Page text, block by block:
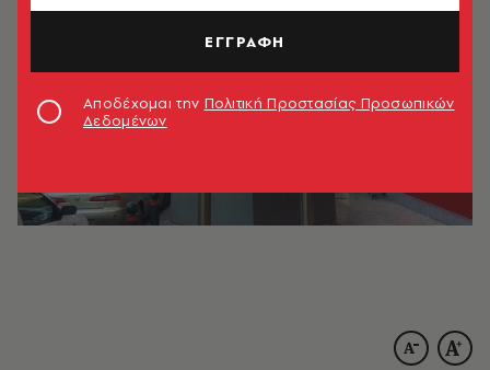
ΕΓΓΡΑΦΗ
Αποδέχομαι την Πολιτική Προστασίας Προσωπικών
Δεδομένων